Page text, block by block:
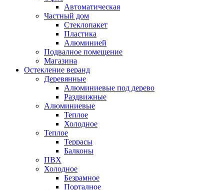
Автоматическая
Частный дом
Стеклопакет
Пластика
Алюминией
Подвалное помещение
Магазина
Остекление веранд
Деревянные
Алюминиевые под дерево
Раздвижные
Алюминиевые
Теплое
Холодное
Теплое
Террасы
Балконы
ПВХ
Холодное
Безрамное
Порталное